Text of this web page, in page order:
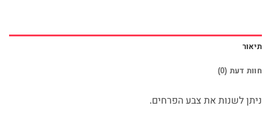
תיאור
חוות דעת (0)
ניתן לשנות את צבע הפרחים.